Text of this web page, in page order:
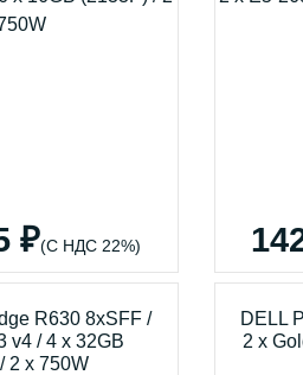
₽(С НДС 22%)
R630 8xSFF /
v4 / 4 x 32GB
2 x 750W
DELL
2 x